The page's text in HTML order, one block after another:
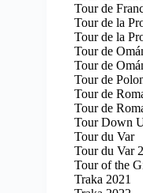
Tour de
Tour de la
Tour de la
Tour de
Tour de
Tour de
Tour de
Tour de
Tour Down
Tour du Var
Tour du Var
Tour of the
Traka 2021